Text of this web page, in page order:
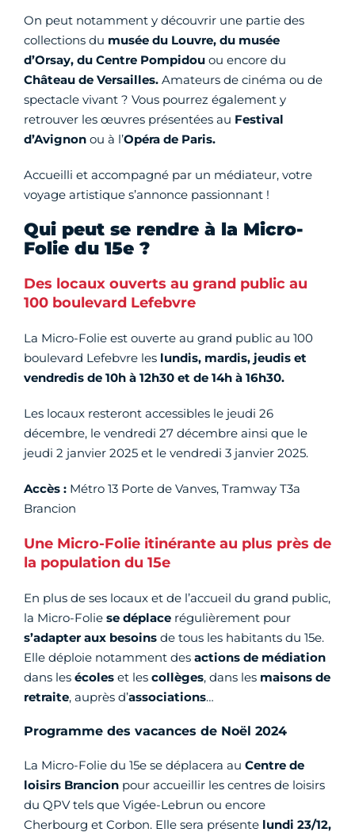
On peut notamment y découvrir une partie des
collections du musée du Louvre, du musée
d’Orsay, du Centre Pompidou ou encore du
Château de Versailles. Amateurs de cinéma ou de
spectacle vivant ? Vous pourrez également y
retrouver les œuvres présentées au Festival
d’Avignon ou à l’Opéra de Paris.
Accueilli et accompagné par un médiateur, votre
voyage artistique s’annonce passionnant !
Qui peut se rendre à la Micro-
Folie du 15e ?
Des locaux ouverts au grand public au
100 boulevard Lefebvre
La Micro-Folie est ouverte au grand public au 100
boulevard Lefebvre les lundis, mardis, jeudis et
vendredis de 10h à 12h30 et de 14h à 16h30.
Les locaux resteront accessibles le jeudi 26
décembre, le vendredi 27 décembre ainsi que le
jeudi 2 janvier 2025 et le vendredi 3 janvier 2025.
Accès : Métro 13 Porte de Vanves, Tramway T3a
Brancion
Une Micro-Folie itinérante au plus près de
la population du 15e
En plus de ses locaux et de l’accueil du grand public,
la Micro-Folie se déplace régulièrement pour
s’adapter aux besoins de tous les habitants du 15e.
Elle déploie notamment des actions de médiation
dans les écoles et les collèges, dans les maisons de
retraite, auprès d’associations…
Programme des vacances de Noël 2024
La Micro-Folie du 15e se déplacera au Centre de
loisirs Brancion pour accueillir les centres de loisirs
du QPV tels que Vigée-Lebrun ou encore
Cherbourg et Corbon. Elle sera présente lundi 23/12,